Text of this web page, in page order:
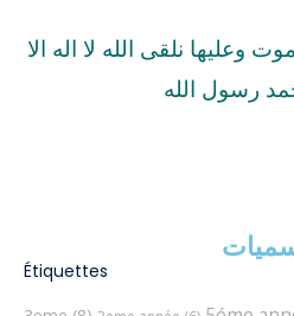
وعليها نلقى الله لا اله الا
رسول الله
Étiquettes